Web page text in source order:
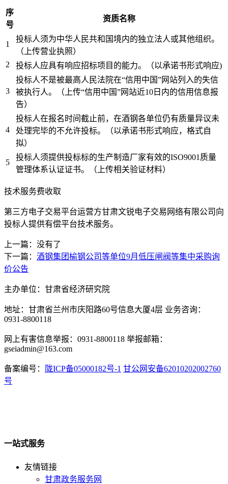
序
号
资质名称
1
投标人须为中华人民共和国境内的独立法人或其他组织。
（上传营业执照）
2
投标人应具有响应招标项目的能力。（以承诺书形式响应)
3
投标人不是被最高人民法院在“信用中国”网站列入的失信
被执行人。（上传“信用中国”网站近10日内的信用信息报
告）
4
投标人在报名时间截止前，在酒钢各单位仍有质量异议未
处理完毕的不允许投标。（以承诺书形式响应，格式自
拟）
5
投标人须提供投标标的生产制造厂家有效的ISO9001质量
管理体系认证证书。（上传相关验证材料）
技术服务费收取
第三方电子交易平台运营方甘肃文锐电子交易网络有限公司向
投标人提供有偿平台技术服务。
上一篇：没有了
下一篇： 酒钢集团榆钢公司等单位9月低压闸阀等集中采购询
价公告
主办单位：甘肃省经济研究院
地址：甘肃省兰州市庆阳路60号信息大厦4层 业务咨询：
0931-8800118
网上有害信息举报：0931-8800118 举报邮箱：
gseiadmin@163.com
备案编号： 陇ICP备05000182号-1 甘公网安备62010202002760
号
一站式服务
友情链接
甘肃政务服务网